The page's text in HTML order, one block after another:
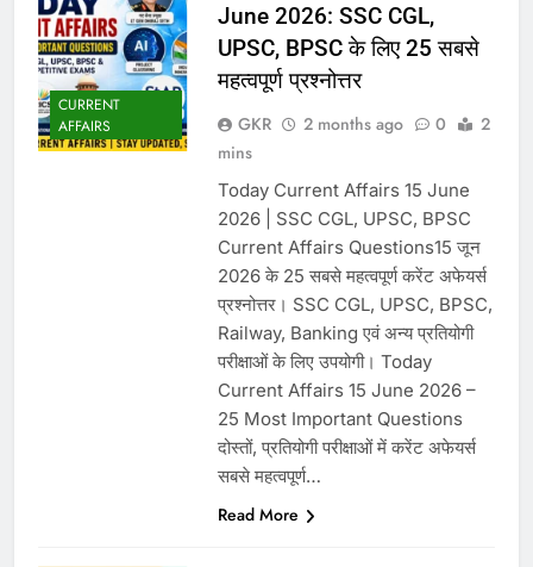
CURRENT
AFFAIRS
June 2026: SSC CGL,
UPSC, BPSC के लिए 25 सबसे
महत्वपूर्ण प्रश्नोत्तर
GKR 2 months ago 0
2
mins
Today Current Affairs 15 June
2026 | SSC CGL, UPSC, BPSC
Current Affairs Questions15 जून
2026 के 25 सबसे महत्वपूर्ण करेंट अफेयर्स
प्रश्नोत्तर। SSC CGL, UPSC, BPSC,
Railway, Banking एवं अन्य प्रतियोगी
परीक्षाओं के लिए उपयोगी। Today
Current Affairs 15 June 2026 –
25 Most Important Questions
दोस्तों, प्रतियोगी परीक्षाओं में करेंट अफेयर्स
सबसे महत्वपूर्ण…
Read More